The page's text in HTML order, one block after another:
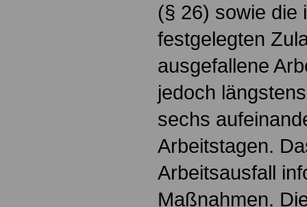
(§ 26) sowie die
festgelegten
ausgefallene
jedoch
sechs
Arbeitstagen.
Arbeitsausfall
Maßnahmen.